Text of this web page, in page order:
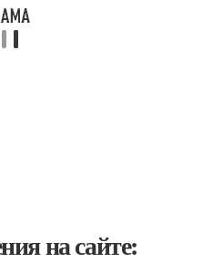
на сайте: